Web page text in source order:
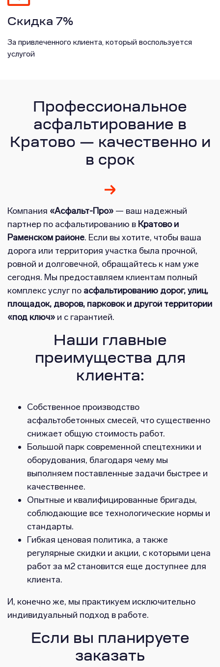
Скидка 7%
За привлеченного клиента, который воспользуется
услугой
Профессиональное
асфальтирование в
Кратово — качественно и
в срок
Компания «Асфальт-Про» — ваш надежный
партнер по асфальтированию в Кратово и
Раменском районе. Если вы хотите, чтобы ваша
дорога или территория участка была прочной,
ровной и долговечной, обращайтесь к нам уже
сегодня. Мы предоставляем клиентам полный
комплекс услуг по асфальтированию дорог, улиц,
площадок, дворов, парковок и другой территории
«под ключ» и с гарантией.
Наши главные
преимущества для
клиента:
Собственное производство
асфальтобетонных смесей, что существенно
снижает общую стоимость работ.
Большой парк современной спецтехники и
оборудования, благодаря чему мы
выполняем поставленные задачи быстрее и
качественнее.
Опытные и квалифицированные бригады,
соблюдающие все технологические нормы и
стандарты.
Гибкая ценовая политика, а также
регулярные скидки и акции, с которыми цена
работ за м2 становится еще доступнее для
клиента.
И, конечно же, мы практикуем исключительно
индивидуальный подход в работе.
Если вы планируете
заказать